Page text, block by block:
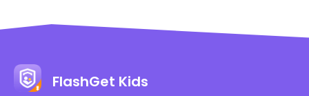
FlashGet Kids